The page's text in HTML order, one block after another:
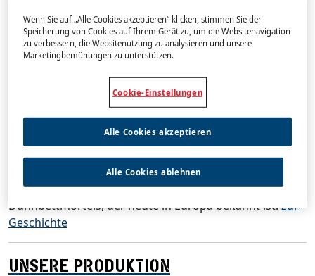
Maßnahmen in den Bereichen CO₂-Reduktion,
Kreislaufwirtschaft und gesundes Wohnen für eine
verantwortungsvolle Zukunft am Bau.
DIE GESCHICHTE DER MARKE CIMSEC
Die Marke CIMSEC hat ihren Ursprung im Jahr 1966, als
die Firma Solvay ein Patent für Dünnbettmörtel von der
amerikanischen Organisation TCNA erwarb. CIMSEC
entwickelte den Mörtel weiter und gilt als Erfinder des
Dünnbettmörtels, der heute in Europa bekannt ist.zur
Geschichte
UNSERE PRODUKTION
Wenn Sie auf „Alle Cookies akzeptieren“ klicken, stimmen Sie der
Speicherung von Cookies auf Ihrem Gerät zu, um die Websitenavigation
zu verbessern, die Websitenutzung zu analysieren und unsere
Marketingbemühungen zu unterstützen.
Cookie-Einstellungen
Alle Cookies ablehnen
Alle Cookies akzeptieren